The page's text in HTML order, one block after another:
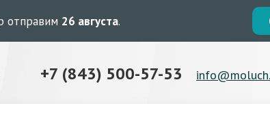
отправим 26 августа.
+7 (843) 500-57-53